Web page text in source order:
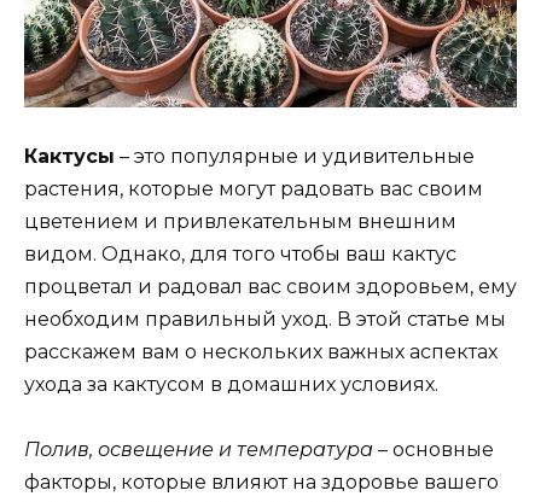
Кактусы – это популярные и удивительные
растения, которые могут радовать вас своим
цветением и привлекательным внешним
видом. Однако, для того чтобы ваш кактус
процветал и радовал вас своим здоровьем, ему
необходим правильный уход. В этой статье мы
расскажем вам о нескольких важных аспектах
ухода за кактусом в домашних условиях.
Полив, освещение и температура – основные
факторы, которые влияют на здоровье вашего